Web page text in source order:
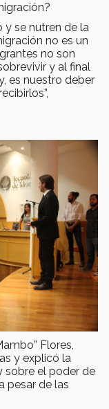
y se nutren de la
no es un
no son
y al final
es nuestro deber
Flores,
y explicó la
sobre el poder de
pesar de las